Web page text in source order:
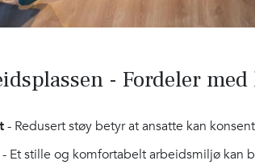
- Fordeler
- Redusert støy betyr at ansatte kan
- Et stille og komfortabelt arbeidsmiljø kan